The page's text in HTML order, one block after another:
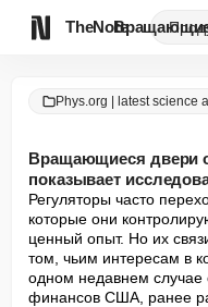
TheNote
Phys.org | latest science
Вращающиеся двери
показывает
Регуляторы часто
которые они
ценный опыт. Но их
том, чьим интересам в
одном недавнем случае
финансов США, ранее